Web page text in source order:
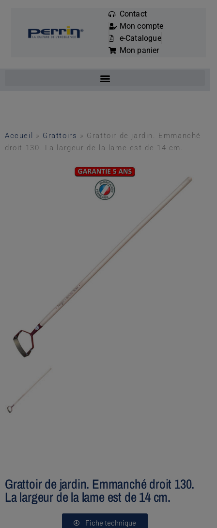
Mots
clés
:
Contact
Mon compte
e-Catalogue
Mon panier
Accueil » Grattoirs » Grattoir de jardin. Emmanché
droit 130. La largeur de la lame est de 14 cm.
Grattoir de jardin. Emmanché droit 130.
La largeur de la lame est de 14 cm.
Fiche technique